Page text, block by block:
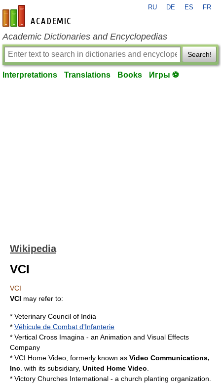
en-academic.com
RU DE ES FR
Academic Dictionaries and Encyclopedias
Search!
Interpretations Translations Books Игры ⚽
Wikipedia
VCI
VCI
VCI may refer to:
* Veterinary Council of India
* Véhicule de Combat d'Infanterie
* Vertical Cross Imagina - an Animation and Visual Effects
Company
* VCI Home Video , formerly known as Video Communications,
Inc . with its subsidiary, United Home Video
* Victory Churches International - a church planting organization.